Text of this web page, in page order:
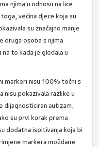
njima u odnosu na lice
većina djece koja su
su značajno manje
druga osoba s njima
to kada je gledala u
markeri nisu 100% točni s
nisu pokazivala razlike u
dijagnosticiran autizam,
su prvi korak prema
dodatna ispitivanja koja bi
markera moždane